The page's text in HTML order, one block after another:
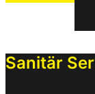
Sanitär